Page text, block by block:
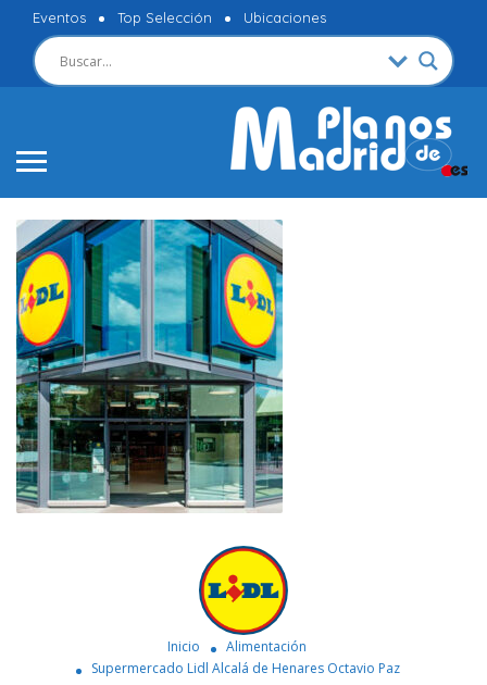
Eventos Top Selección Ubicaciones
Inicio
Alimentación
Supermercado Lidl Alcalá de Henares Octavio Paz